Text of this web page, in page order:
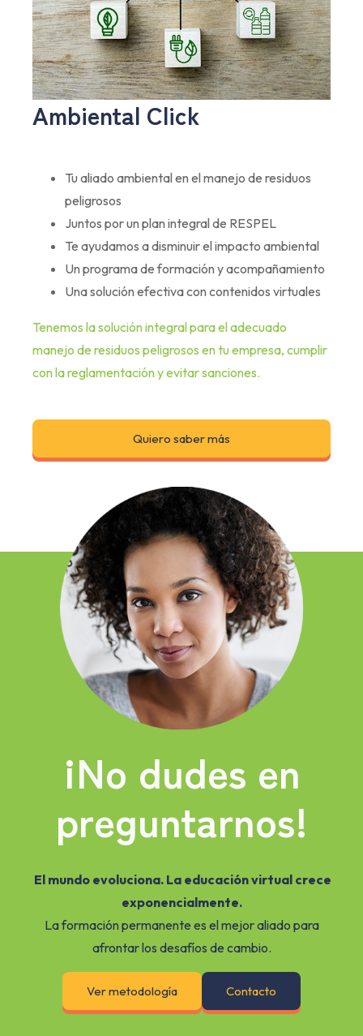
Ambiental Click
Tu aliado ambiental en el manejo de residuos
peligrosos
Juntos por un plan integral de RESPEL
Te ayudamos a disminuir el impacto ambiental
Un programa de formación y acompañamiento
Una solución efectiva con contenidos virtuales
Tenemos la solución integral para el adecuado
manejo de residuos peligrosos en tu empresa, cumplir
con la reglamentación y evitar sanciones.
Quiero saber más
¡No dudes en
preguntarnos!
El mundo evoluciona. La educación virtual crece
exponencialmente.
La formación permanente es el mejor aliado para
afrontar los desafíos de cambio.
Ver metodología Contacto